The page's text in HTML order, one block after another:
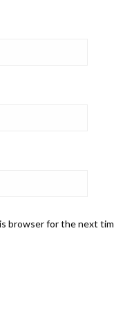
browser for the next